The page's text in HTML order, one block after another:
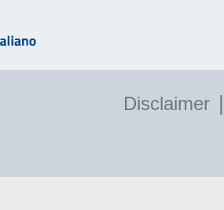
Disclaimer